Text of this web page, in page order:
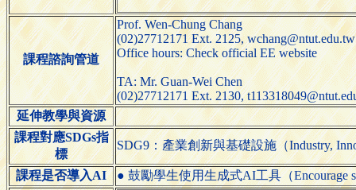
課程諮詢管道
Prof. Wen-Chung Chang
(02)27712171 Ext. 2125, wchang@ntut.edu.tw
Office hours: Check official EE website
TA: Mr. Guan-Wei Chen
(02)27712171 Ext. 2130,
延伸教學與資源
課程對應SDGs指
標
SDG9：產業創新與基礎設施（Industry,
課程是否導入AI ● 鼓勵學生使用生成式AI工具（Encourage